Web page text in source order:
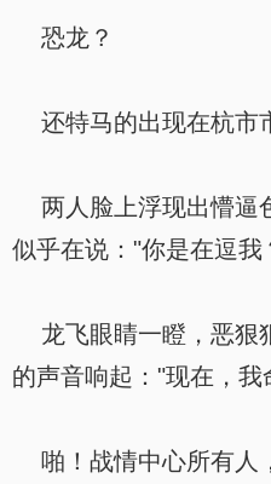
恐龙？
还特马的出现在杭市
两人脸上浮现出懵逼
似乎在说："你是在逗我
龙飞眼睛一瞪，恶狠
的声音响起："现在，我
啪！战情中心所有人